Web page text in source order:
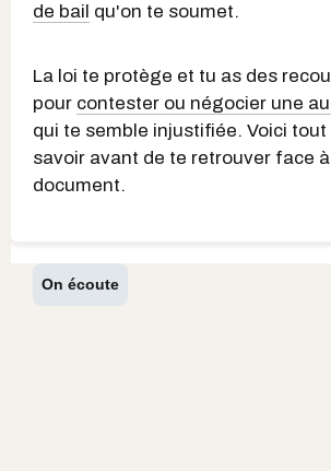
de bail qu'on te soumet.
La loi te protège et tu as des
pour contester ou négocier une
qui te semble injustifiée. Voici
savoir avant de te retrouver face
document.
On écoute